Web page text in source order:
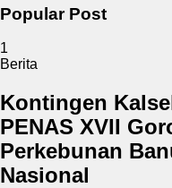
Popular Post
1
Berita
Kontingen
PENAS XVII
Perkebunan
Nasional